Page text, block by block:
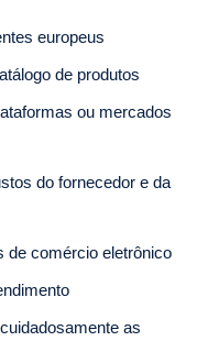
europeus
de produtos
ou mercados
do fornecedor e da
de comércio eletrônico
as